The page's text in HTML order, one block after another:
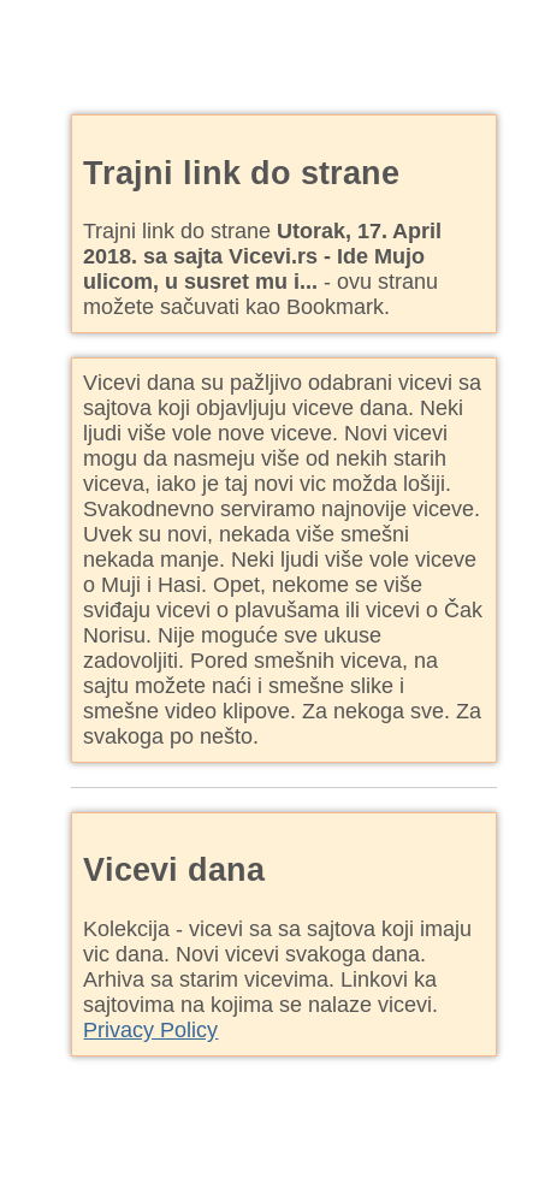
Trajni link do strane
Trajni link do strane Utorak, 17. April
2018. sa sajta Vicevi.rs - Ide Mujo
ulicom, u susret mu i... - ovu stranu
možete sačuvati kao Bookmark.
Vicevi dana su pažljivo odabrani vicevi sa
sajtova koji objavljuju viceve dana. Neki
ljudi više vole nove viceve. Novi vicevi
mogu da nasmeju više od nekih starih
viceva, iako je taj novi vic možda lošiji.
Svakodnevno serviramo najnovije viceve.
Uvek su novi, nekada više smešni
nekada manje. Neki ljudi više vole viceve
o Muji i Hasi. Opet, nekome se više
sviđaju vicevi o plavušama ili vicevi o Čak
Norisu. Nije moguće sve ukuse
zadovoljiti. Pored smešnih viceva, na
sajtu možete naći i smešne slike i
smešne video klipove. Za nekoga sve. Za
svakoga po nešto.
Vicevi dana
Kolekcija - vicevi sa sa sajtova koji imaju
vic dana. Novi vicevi svakoga dana.
Arhiva sa starim vicevima. Linkovi ka
sajtovima na kojima se nalaze vicevi.
Privacy Policy